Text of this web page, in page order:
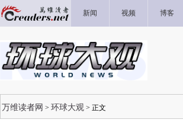
新闻 视频 博客
万维读者网 > 环球大观 > 正文